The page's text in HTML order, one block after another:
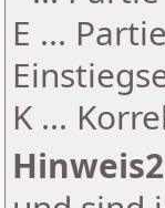
E ...
K ...
Hinweis2